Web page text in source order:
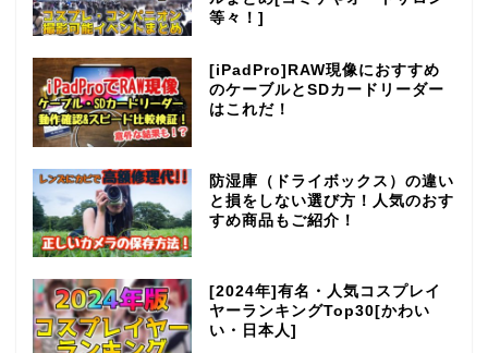
等々！]
[iPadPro]RAW現像におすすめ
のケーブルとSDカードリーダー
はこれだ！
防湿庫（ドライボックス）の違い
と損をしない選び方！人気のおす
すめ商品もご紹介！
[2024年]有名・人気コスプレイ
ヤーランキングTop30[かわい
い・日本人]